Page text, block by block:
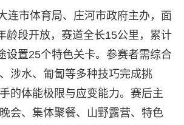
连市体育局、庄河市政府主办，面
龄段开放，赛道全长15公里，累计
设置25个特色关卡。参赛者需综合
涉水、匍匐等多种技巧完成挑
的体能极限与应变能力。赛后主
会、集体聚餐、山野露营、特色